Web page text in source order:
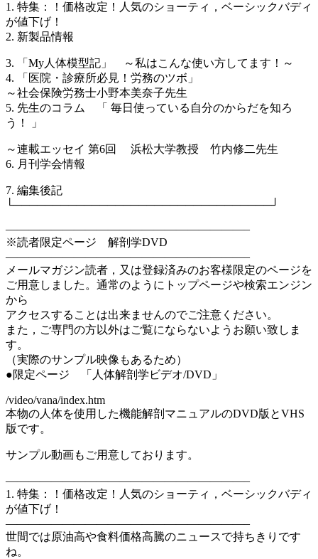
1. 特集：！価格改定！人気のショーティ，ベーシックバディ
が値下げ！
2. 新製品情報
3. 「My人体模型記」 ～私はこんな使い方してます！～
4. 「医院・診療所必見！労務のツボ」
～社会保険労務士小野本美奈子先生
5. 先生のコラム 「 毎日使っている自分のからだを知ろ
う！ 」
～連載エッセイ 第6回 浜松大学教授 竹内修二先生
6. 月刊学会情報
7. 編集後記
└─────────────────────────────────┘
—————————————————————–
※読者限定ページ 解剖学DVD
—————————————————————–
メールマガジン読者，又は登録済みのお客様限定のページを
ご用意しました。通常のようにトップページや検索エンジン
から
アクセスすることは出来ませんのでご注意ください。
また，ご専門の方以外はご覧にならないようお願い致しま
す。
（実際のサンプル映像もあるため）
●限定ページ 「人体解剖学ビデオ/DVD」
/video/vana/index.htm
本物の人体を使用した機能解剖マニュアルのDVD版とVHS
版です。
サンプル動画もご用意しております。
—————————————————————–
1. 特集：！価格改定！人気のショーティ，ベーシックバディ
が値下げ！
—————————————————————–
世間では原油高や食料価格高騰のニュースで持ちきりです
ね。